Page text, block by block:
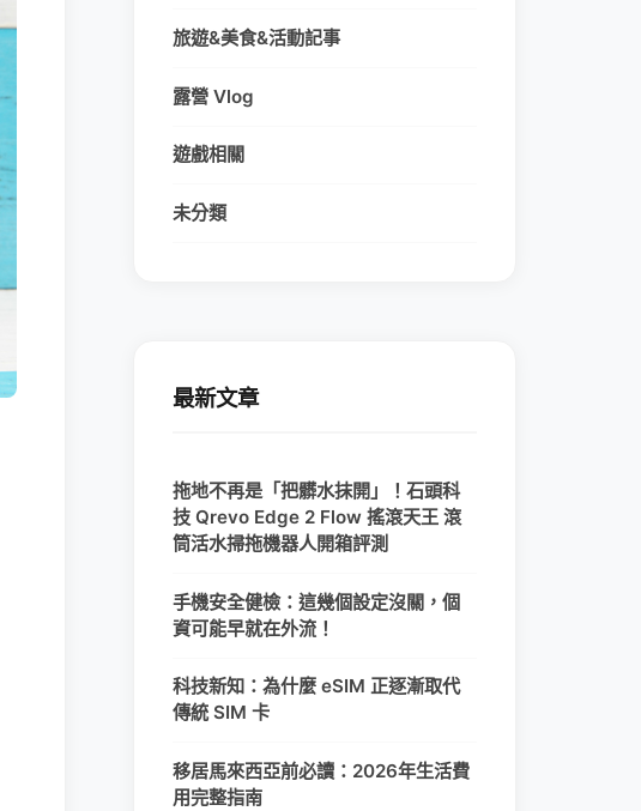
旅遊&美食&活動記事
露營 Vlog
遊戲相關
未分類
最新文章
拖地不再是「把髒水抹開」！石頭科
技 Qrevo Edge 2 Flow 搖滾天王 滾
筒活水掃拖機器人開箱評測
手機安全健檢：這幾個設定沒關，個
資可能早就在外流！
科技新知：為什麼 eSIM 正逐漸取代
傳統 SIM 卡
移居馬來西亞前必讀：2026年生活費
用完整指南